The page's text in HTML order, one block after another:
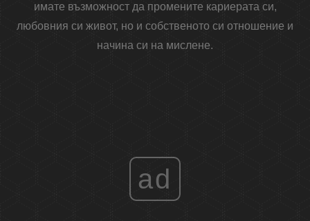
имате възможност да промените кариерата си,
любовния си живот, но и собственото си отношение и
начина си на мислене.
ad